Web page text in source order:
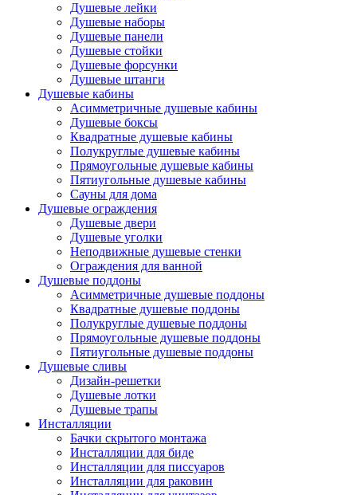
Душевые лейки
Душевые наборы
Душевые панели
Душевые стойки
Душевые форсунки
Душевые штанги
Душевые кабины
Асимметричные душевые кабины
Душевые боксы
Квадратные душевые кабины
Полукруглые душевые кабины
Прямоугольные душевые кабины
Пятиугольные душевые кабины
Сауны для дома
Душевые ограждения
Душевые двери
Душевые уголки
Неподвижные душевые стенки
Ограждения для ванной
Душевые поддоны
Асимметричные душевые поддоны
Квадратные душевые поддоны
Полукруглые душевые поддоны
Прямоугольные душевые поддоны
Пятиугольные душевые поддоны
Душевые сливы
Дизайн-решетки
Душевые лотки
Душевые трапы
Инсталляции
Бачки скрытого монтажа
Инсталляции для биде
Инсталляции для писсуаров
Инсталляции для раковин